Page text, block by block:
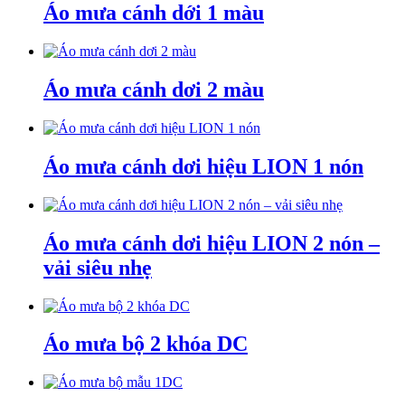
Áo mưa cánh dới 1 màu
Áo mưa cánh dơi 2 màu
Áo mưa cánh dơi hiệu LION 1 nón
Áo mưa cánh dơi hiệu LION 2 nón –
vải siêu nhẹ
Áo mưa bộ 2 khóa DC